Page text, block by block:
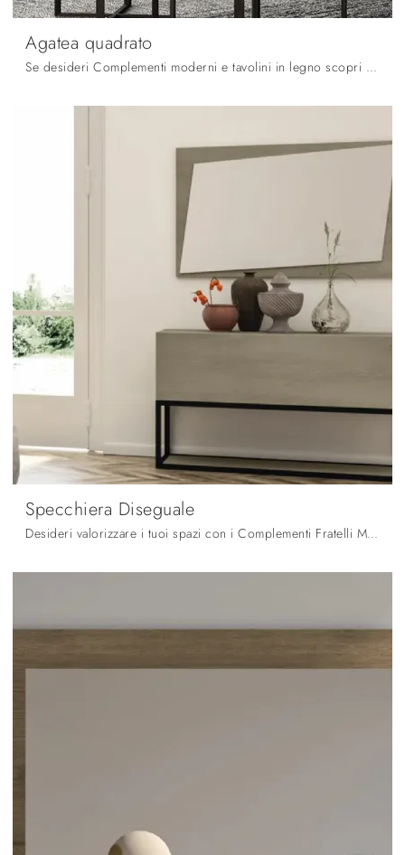
Agatea quadrato
Se desideri Complementi moderni e tavolini in legno scopri di più sul modello Agatea quadrato del marchio Orme.
Specchiera Diseguale
Desideri valorizzare i tuoi spazi con i Complementi Fratelli Mirandola? Eccoti differenti modelli di specchi in legno come Specchiera Diseguale.